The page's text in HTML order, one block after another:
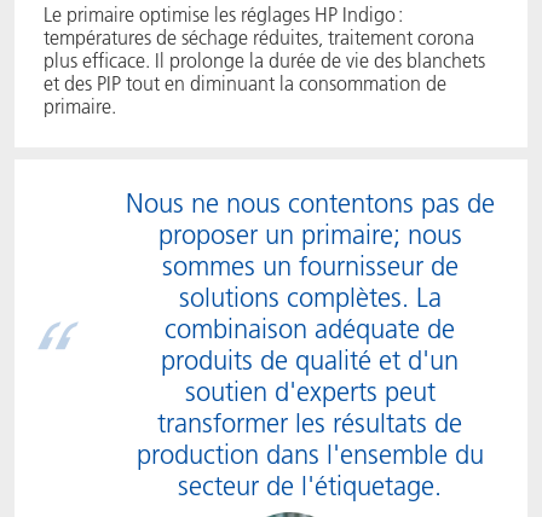
Le primaire optimise les réglages HP Indigo :
températures de séchage réduites, traitement corona
plus efficace. Il prolonge la durée de vie des blanchets
et des PIP tout en diminuant la consommation de
primaire.
Nous ne nous contentons pas de
proposer un primaire; nous
sommes un fournisseur de
solutions complètes. La
combinaison adéquate de
produits de qualité et d'un
soutien d'experts peut
transformer les résultats de
production dans l'ensemble du
secteur de l'étiquetage.